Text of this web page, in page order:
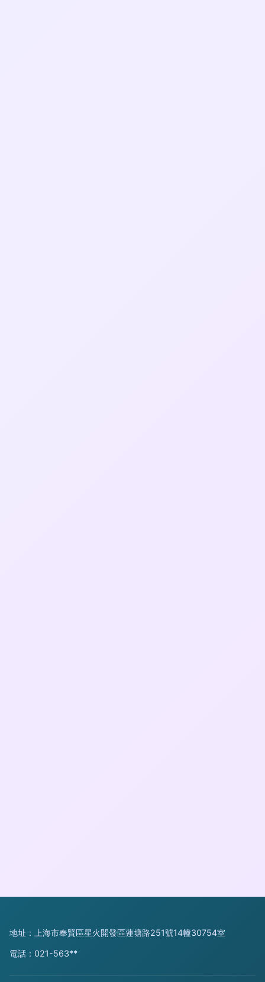
地址：上海市奉賢區星火開發區蓮塘路251號14幢30754室
電話：021-563**